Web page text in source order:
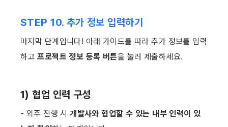
STEP 10. 추가 정보 입력하기
마지막 단계입니다! 아래 가이드를 따라 추가 정보를 입력
하고 프로젝트 정보 등록 버튼을 눌러 제출하세요. ​
1) 협업 인력 구성
- 외주 진행 시 개발사와 협업할 수 있는 내부 인력이 있